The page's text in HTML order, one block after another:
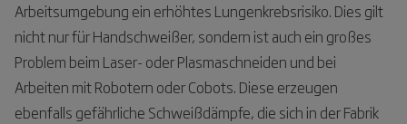
Arbeitsumgebung ein erhöhtes Lungenkrebsrisiko. Dies gilt
nicht nur für Handschweißer, sondern ist auch ein großes
Problem beim Laser- oder Plasmaschneiden und bei
Arbeiten mit Robotern oder Cobots. Diese erzeugen
ebenfalls gefährliche Schweißdämpfe, die sich in der Fabrik